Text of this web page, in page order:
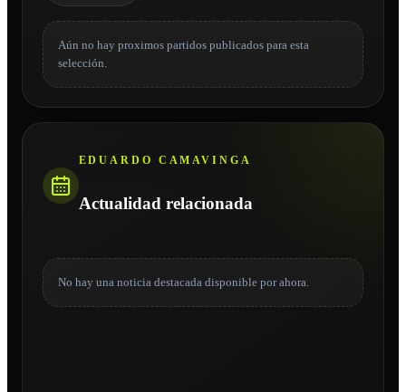
Aún no hay proximos partidos publicados para esta
selección.
EDUARDO CAMAVINGA
Actualidad relacionada
No hay una noticia destacada disponible por ahora.